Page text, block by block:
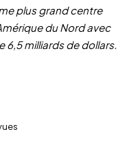
plus grand centre
du Nord avec
milliards de dollars.